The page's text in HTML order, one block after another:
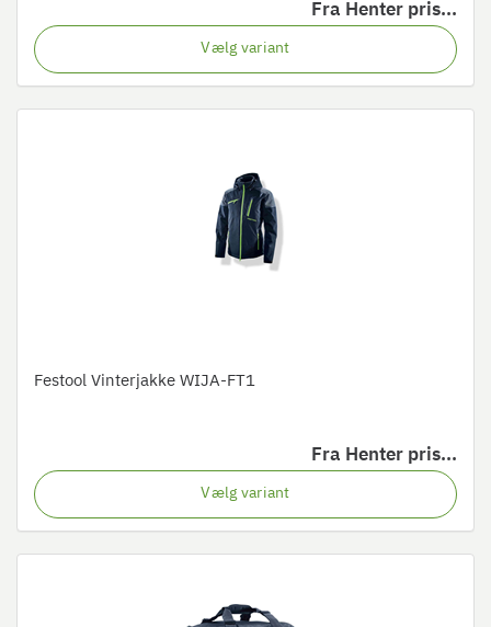
Fra Henter pris...
Vælg variant
Festool Vinterjakke WIJA-FT1
Fra Henter pris...
Vælg variant